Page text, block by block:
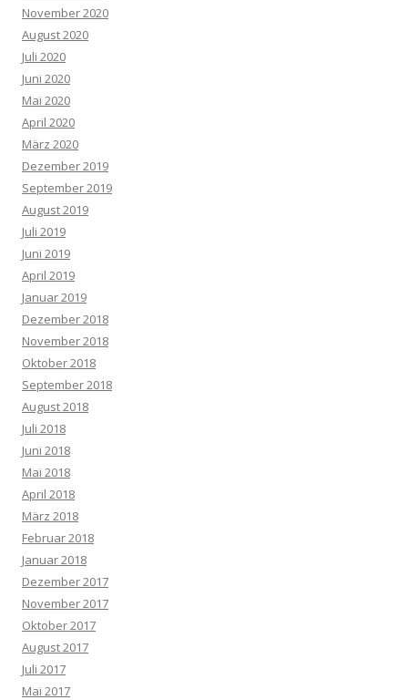
November 2020
August 2020
Juli 2020
Juni 2020
Mai 2020
April 2020
März 2020
Dezember 2019
September 2019
August 2019
Juli 2019
Juni 2019
April 2019
Januar 2019
Dezember 2018
November 2018
Oktober 2018
September 2018
August 2018
Juli 2018
Juni 2018
Mai 2018
April 2018
März 2018
Februar 2018
Januar 2018
Dezember 2017
November 2017
Oktober 2017
August 2017
Juli 2017
Mai 2017